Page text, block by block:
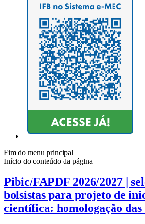
Fim do menu principal
Início do conteúdo da página
Pibic/FAPDF 2026/2027 |
bolsistas para projeto de
científica: homologação das